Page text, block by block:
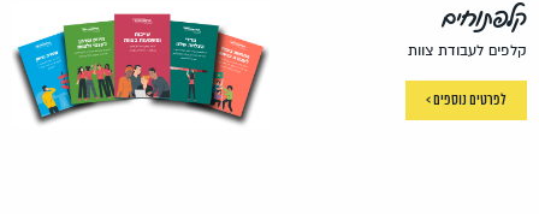
קלפתוחים
קלפים לעבודת צוות
לפרטים נוספים >